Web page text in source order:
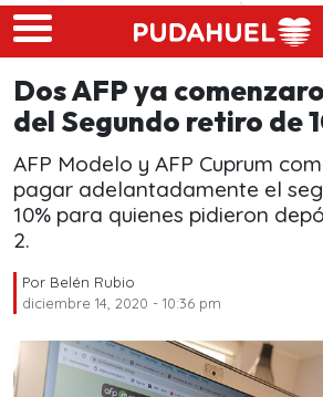
Skip to main content
Dos AFP ya
del Segundo retiro de
AFP Modelo y AFP Cuprum
pagar adelantadamente el
10% para quienes pidieron
2.
Por Belén Rubio
diciembre 14, 2020 - 10:36 pm